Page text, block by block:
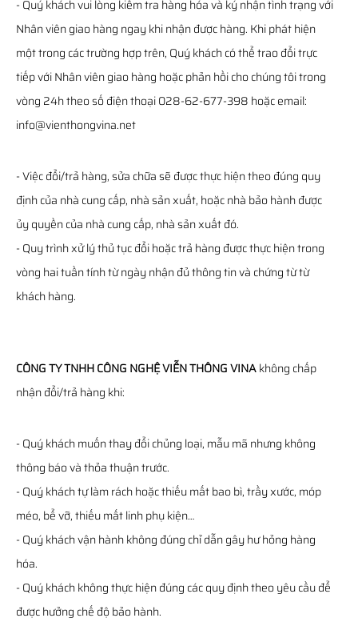
- Quý khách vui lòng kiểm tra hàng hóa và ký nhận tình trạng với
Nhân viên giao hàng ngay khi nhận được hàng. Khi phát hiện
một trong các trường hợp trên, Quý khách có thể trao đổi trực
tiếp với Nhân viên giao hàng hoặc phản hồi cho chúng tôi trong
vòng 24h theo số điện thoại 028-62-677-398 hoặc email:
info@vienthongvina.net
- Việc đổi/trả hàng, sửa chữa sẽ được thực hiện theo đúng quy
định của nhà cung cấp, nhà sản xuất, hoặc nhà bảo hành được
ủy quyền của nhà cung cấp, nhà sản xuất đó.
- Quy trình xử lý thủ tục đổi hoặc trả hàng được thực hiện trong
vòng hai tuần tính từ ngày nhận đủ thông tin và chứng từ từ
khách hàng.
CÔNG TY TNHH CÔNG NGHỆ VIỄN THÔNG VINAkhông chấp
nhận đổi/trả hàng khi:
- Quý khách muốn thay đổi chủng loại, mẫu mã nhưng không
thông báo và thỏa thuận trước.
- Quý khách tự làm rách hoặc thiếu mất bao bì, trầy xước, móp
méo, bể vỡ, thiếu mất linh phụ kiện…
- Quý khách vận hành không đúng chỉ dẫn gây hư hỏng hàng
hóa.
- Quý khách không thực hiện đúng các quy định theo yêu cầu để
được hưởng chế độ bảo hành.